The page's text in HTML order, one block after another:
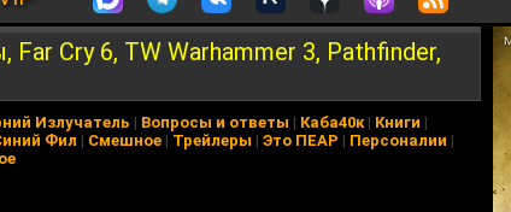
Cry 6, TW Warhammer 3, Pathfinder,
Излучатель | Вопросы и ответы | Каба40к| Книги |
Фил | Смешное | Трейлеры | Это ПЕАР | Персоналии |